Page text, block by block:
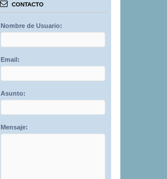
CONTACTO
Nombre de Usuario:
Email:
Asunto:
Mensaje: